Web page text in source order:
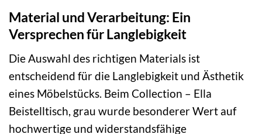
Material und Verarbeitung: Ein
Versprechen für Langlebigkeit
Die Auswahl des richtigen Materials ist
entscheidend für die Langlebigkeit und Ästhetik
eines Möbelstücks. Beim Collection – Ella
Beistelltisch, grau wurde besonderer Wert auf
hochwertige und widerstandsfähige